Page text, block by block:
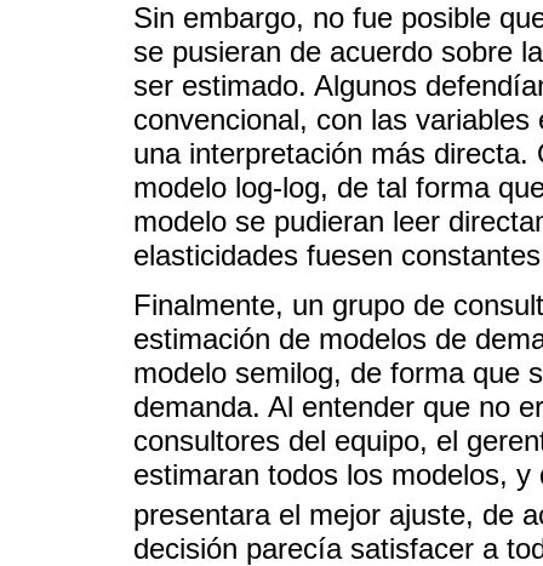
Sin embargo, no fue posible
se pusieran de acuerdo sobre
ser estimado. Algunos
convencional, con las
una interpretación más
modelo log-log, de tal forma
modelo se pudieran leer
elasticidades fuesen
Finalmente, un grupo de
estimación de modelos de
modelo semilog, de forma que
demanda. Al entender que no
consultores del equipo, el
estimaran todos los modelos,
presentara el mejor ajuste, de
decisión parecía satisfacer a